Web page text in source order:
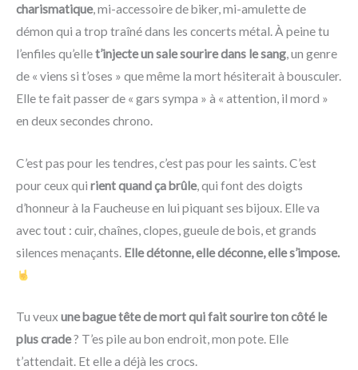
charismatique, mi-accessoire de biker, mi-amulette de
démon qui a trop traîné dans les concerts métal. À peine tu
l’enfiles qu’ellet’injecte un sale sourire dans le sang, un genre
de « viens si t’oses » que même la mort hésiterait à bousculer.
Elle te fait passer de « gars sympa » à « attention, il mord »
en deux secondes chrono.
C’est pas pour les tendres, c’est pas pour les saints. C’est
pour ceux qui rient quand ça brûle, qui font des doigts
d’honneur à la Faucheuse en lui piquant ses bijoux. Elle va
avec tout : cuir, chaînes, clopes, gueule de bois, et grands
silences menaçants. Elle détonne, elle déconne, elle s’impose.
Tu veux une bague tête de mort qui fait sourire ton côté le
plus crade? T’es pile au bon endroit, mon pote. Elle
t’attendait. Et elle a déjà les crocs.